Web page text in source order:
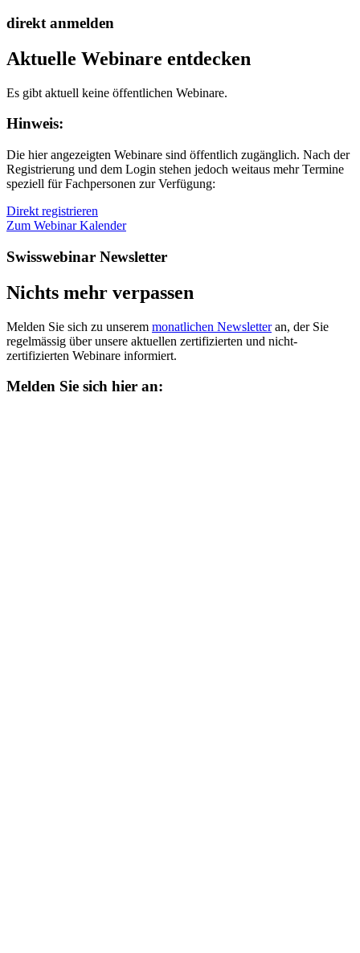
direkt anmelden
Aktuelle Webinare entdecken
Es gibt aktuell keine öffentlichen Webinare.
Hinweis:
Die hier angezeigten Webinare sind öffentlich zugänglich. Nach der
Registrierung und dem Login stehen jedoch weitaus mehr Termine
speziell für Fachpersonen zur Verfügung:
Direkt registrieren
Zum Webinar Kalender
Swisswebinar Newsletter
Nichts mehr verpassen
Melden Sie sich zu unserem monatlichen Newsletteran, der Sie
regelmässig über unsere aktuellen zertifizierten und nicht-
zertifizierten Webinare informiert.
Melden Sie sich hier an: